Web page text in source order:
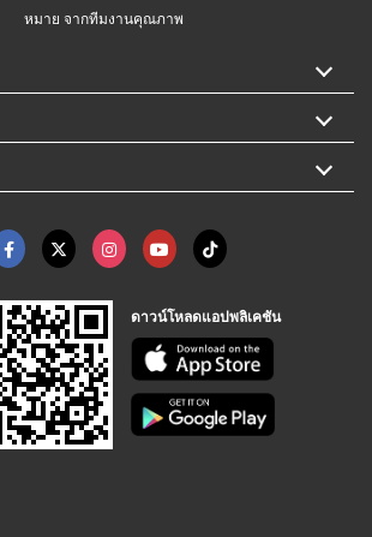
หมาย จากทีมงานคุณภาพ
ดาวน์โหลดแอปพลิเคชัน